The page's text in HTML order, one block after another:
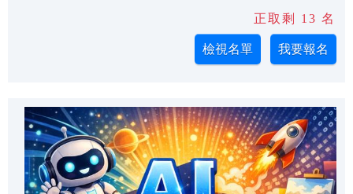
正取剩 13 名